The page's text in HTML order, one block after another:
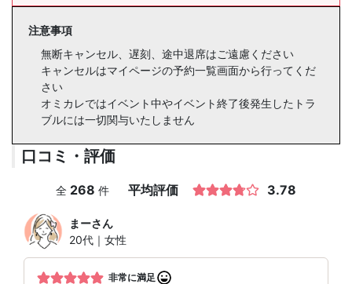
注意事項
無断キャンセル、遅刻、途中退席はご遠慮ください
キャンセルはマイページの予約一覧画面から行ってくだ
さい
オミカレではイベント中やイベント終了後発生したトラ
ブルには一切関与いたしません
口コミ・評価
全 268 件 平均評価 3.78
まーさん
20代｜女性
非常に満足